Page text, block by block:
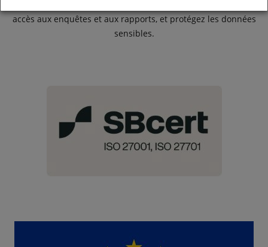
accès aux enquêtes et aux rapports, et protégez les données
sensibles.